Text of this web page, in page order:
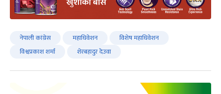
नेपाली कांग्रेस महाधिवेशन
विशेष महाधिवेशन
विश्वप्रकाश शर्मा
शेरबहादुर देउवा